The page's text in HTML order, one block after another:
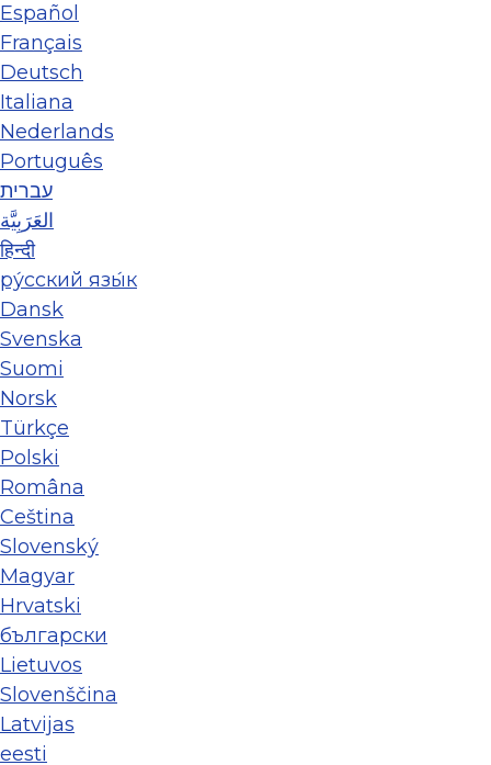
Español
Français
Deutsch
Italiana
Nederlands
Português
עברית
العَرَبِيَّة
हिन्दी
ру́сский язы́к
Dansk
Svenska
Suomi
Norsk
Türkçe
Polski
Româna
Ceština
Slovenský
Magyar
Hrvatski
български
Lietuvos
Slovenščina
Latvijas
eesti